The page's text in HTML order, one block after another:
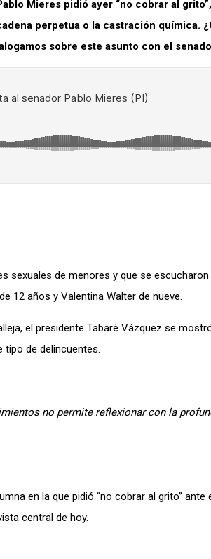
Mieres pidió ayer “no cobrar al
perpetua o la castración química.
sobre este asunto con el
sexuales de menores y que se
12 años y Valentina Walter de nueve.
el presidente Tabaré Vázquez se
tipo de delincuentes.
no permite reflexionar con la
en la que pidió “no cobrar al grito”
central de hoy.